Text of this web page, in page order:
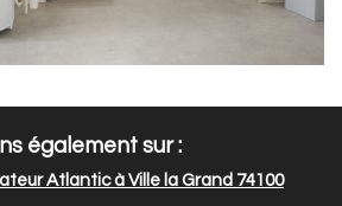
également sur :
Atlantic à Ville la Grand 74100